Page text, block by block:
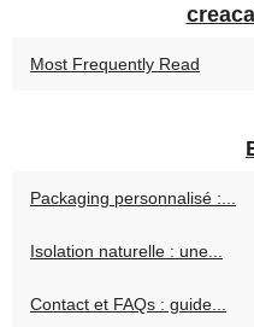
Most Frequently Read
Packaging personnalisé :...
Isolation naturelle : une...
Contact et FAQs : guide...